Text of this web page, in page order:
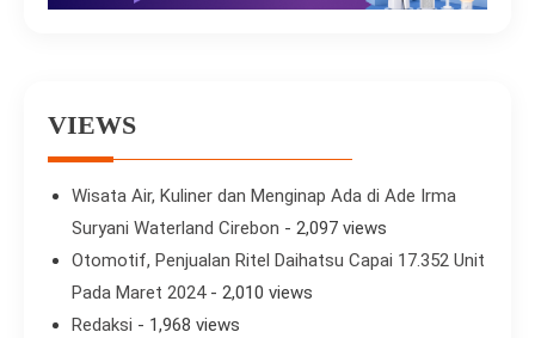
VIEWS
Wisata Air, Kuliner dan Menginap Ada di Ade Irma
Suryani Waterland Cirebon - 2,097 views
Otomotif, Penjualan Ritel Daihatsu Capai 17.352 Unit
Pada Maret 2024- 2,010 views
Redaksi - 1,968 views